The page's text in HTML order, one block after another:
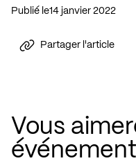
Publié le 14 janvier 2022
Partager l'article
Vous